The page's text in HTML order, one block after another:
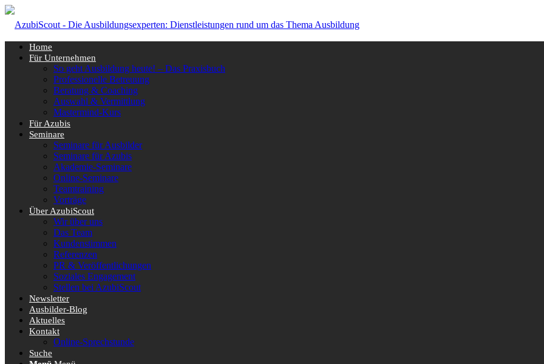
Home
Für Unternehmen
So geht Ausbildung heute! – Das Praxisbuch
Professionelle Betreuung
Beratung & Coaching
Auswahl & Vermittlung
Mastermind-Kurs
Für Azubis
Seminare
Seminare für Ausbilder
Seminare für Azubis
Akademie-Seminare
Online-Seminare
Teamtraining
Vorträge
Über AzubiScout
Wir über uns
Das Team
Kundenstimmen
Referenzen
PR & Veröffentlichungen
Soziales Engagement
Stellen bei AzubiScout
Newsletter
Ausbilder-Blog
Aktuelles
Kontakt
Online-Sprechstunde
Suche